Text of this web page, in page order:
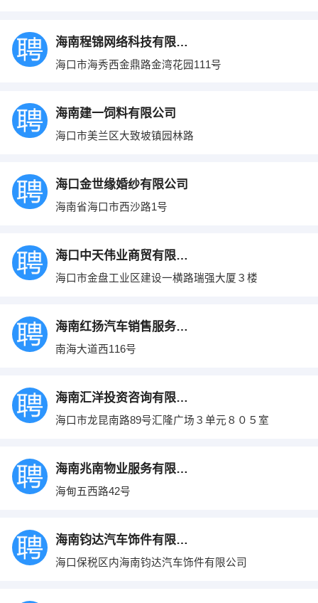
海南程锦网络科技有限公司
海口市海秀西金鼎路金湾花园111号
海南建一饲料有限公司
海口市美兰区大致坡镇园林路
海口金世缘婚纱有限公司
海南省海口市西沙路1号
海口中天伟业商贸有限公司
海口市金盘工业区建设一横路瑞强大厦３楼
海南红扬汽车销售服务有限公司
南海大道西116号
海南汇洋投资咨询有限公司
海口市龙昆南路89号汇隆广场３单元８０５室
海南兆南物业服务有限公司
海甸五西路42号
海南钧达汽车饰件有限公司
海口保税区内海南钧达汽车饰件有限公司